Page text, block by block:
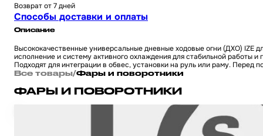
Возврат от 7 дней
Способы доставки и оплаты
Описание
Высококачественные универсальные дневные ходовые огни (ДХО) IZE
исполнение и систему активного охлаждения для стабильной работы
Подходят для интеграции в обвес, установки на руль или раму. Перед
Все товары/Фары и поворотники
ФАРЫ И ПОВОРОТНИКИ
Дневные ходовые огни, для мототехники универсальные (D-100 мм,